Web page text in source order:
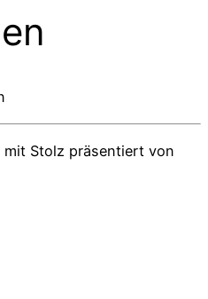
mit Stolz präsentiert von